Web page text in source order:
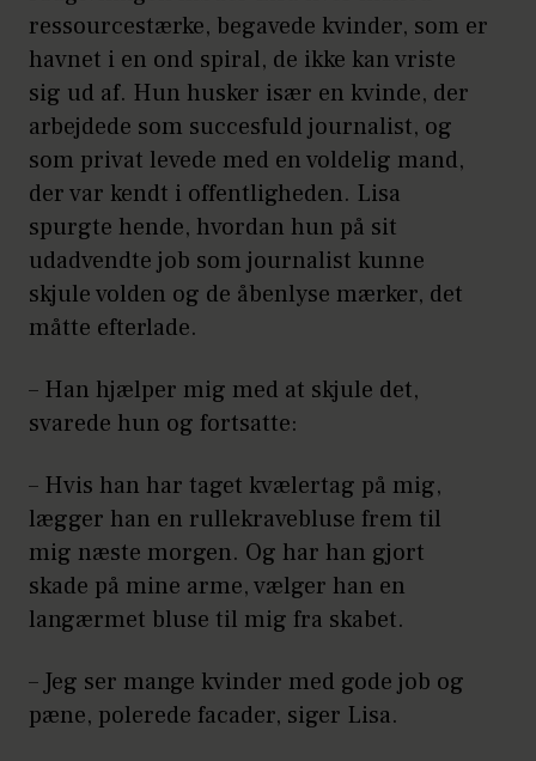
ressourcestærke, begavede kvinder, som er
havnet i en ond spiral, de ikke kan vriste
sig ud af. Hun husker især en kvinde, der
arbejdede som succesfuld journalist, og
som privat levede med en voldelig mand,
der var kendt i offentligheden. Lisa
spurgte hende, hvordan hun på sit
udadvendte job som journalist kunne
skjule volden og de åbenlyse mærker, det
måtte efterlade.
– Han hjælper mig med at skjule det,
svarede hun og fortsatte:
– Hvis han har taget kvælertag på mig,
lægger han en rullekravebluse frem til
mig næste morgen. Og har han gjort
skade på mine arme, vælger han en
langærmet bluse til mig fra skabet.
– Jeg ser mange kvinder med gode job og
pæne, polerede facader, siger Lisa.